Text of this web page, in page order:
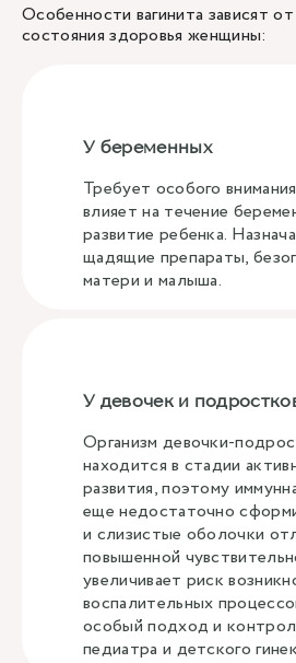
Особенности вагинита зависят
состояния здоровья женщины:
У беременных
Требует особого
влияет на течение
развитие ребенка.
щадящие препараты,
матери и малыша.
У девочек и
Организм девочки-
находится в стадии
развития, поэтому
еще недостаточно
и слизистые оболочки
повышенной
увеличивает риск
воспалительных
особый подход и
педиатра и детского